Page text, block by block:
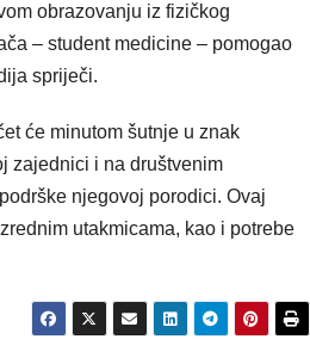
obrazovanju iz fizičkog
– student medicine – pomogao
spriječi.
će minutom šutnje u znak
zajednici i na društvenim
njegovoj porodici. Ovaj
utakmicama, kao i potrebe